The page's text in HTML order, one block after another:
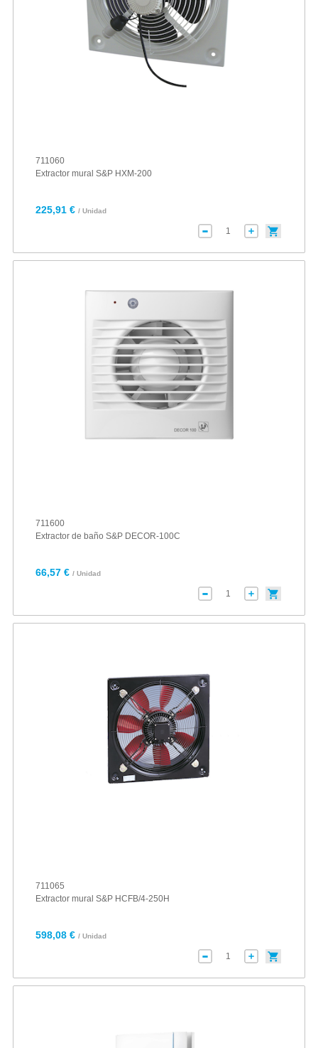
711060
Extractor mural S&P HXM-200
225,91 € / Unidad
711600
Extractor de baño S&P DECOR-100C
66,57 € / Unidad
711065
Extractor mural S&P HCFB/4-250H
598,08 € / Unidad